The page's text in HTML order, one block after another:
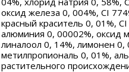
оксид железа 0, 004%, CI
красный краситель 0, 01%,
алюминия 0, 00002%, оксид
линалоол 0, 14%, лимонен
метилпропиональ 0, 01%,
растительного